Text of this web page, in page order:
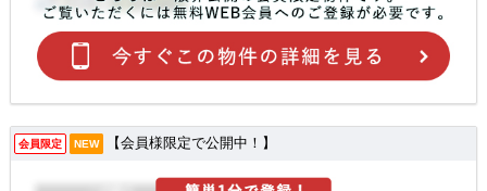
会員限定 NEW 【会員様限定で公開中！】